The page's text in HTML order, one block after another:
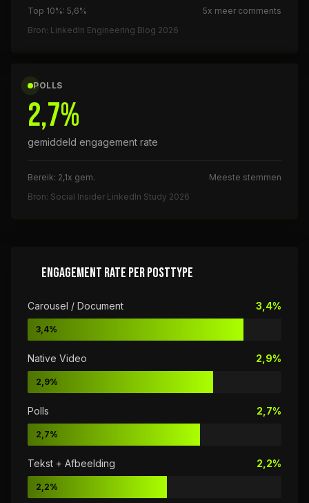
Top 10%: 5,6%
5x meer comments
Bron: LinkedIn Engineering Blog 2026
POLLS
2,7%
gemiddeld engagement rate
Bereik: 2,1x gem.
Meeste stemmen
Bron: Social Insider LinkedIn Study 2026
ENGAGEMENT RATE PER POSTTYPE
Carousel / Document 3,4%
3,4%
Native Video 2,9%
2,9%
Polls 2,7%
2,7%
Tekst + Afbeelding 2,2%
2,2%